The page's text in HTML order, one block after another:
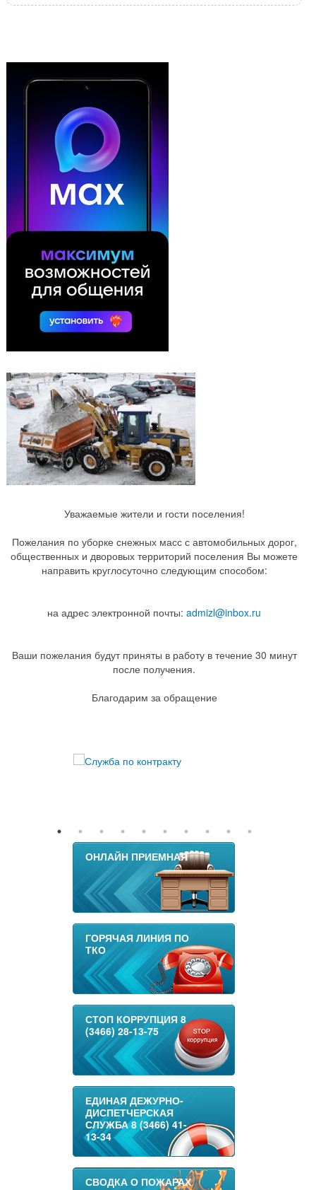
Уважаемые жители и гости поселения!
Пожелания по уборке снежных масс с автомобильных дорог,
общественных и дворовых территорий поселения Вы можете
направить круглосуточно следующим способом:
на адрес электронной почты: admizl@inbox.ru
Ваши пожелания будут приняты в работу в течение 30 минут
после получения.
Благодарим за обращение
ОНЛАЙН ПРИЕМНАЯ
ГОРЯЧАЯ ЛИНИЯ ПО
ТКО
СТОП КОРРУПЦИЯ 8
(3466) 28-13-75
ЕДИНАЯ ДЕЖУРНО-
ДИСПЕТЧЕРСКАЯ
СЛУЖБА 8 (3466) 41-
13-34
СВОДКА О ПОЖАРАХ